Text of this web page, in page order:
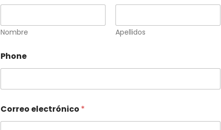
Nombre Apellidos
D
e
p
e
g
a
Phone
Correo electrónico *